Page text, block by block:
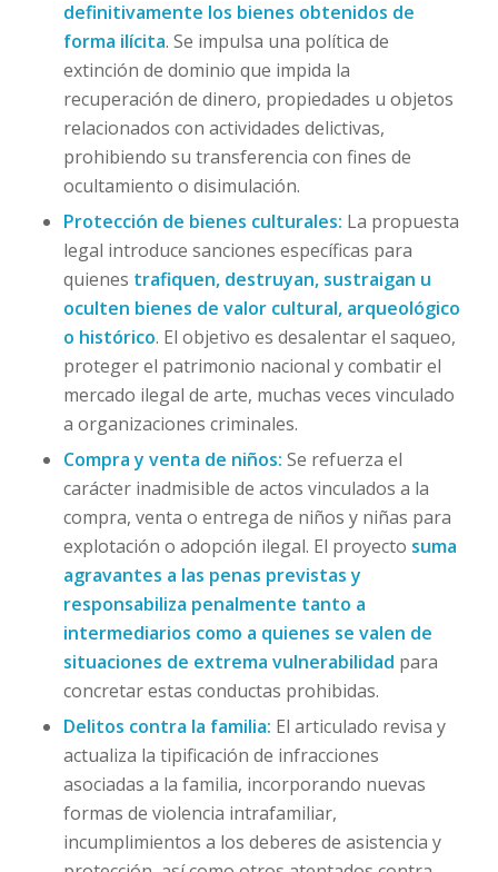
definitivamente los bienes obtenidos de
forma ilícita. Se impulsa una política de
extinción de dominio que impida la
recuperación de dinero, propiedades u objetos
relacionados con actividades delictivas,
prohibiendo su transferencia con fines de
ocultamiento o disimulación.
Protección de bienes culturales: La propuesta
legal introduce sanciones específicas para
quienes trafiquen, destruyan, sustraigan u
oculten bienes de valor cultural, arqueológico
o histórico. El objetivo es desalentar el saqueo,
proteger el patrimonio nacional y combatir el
mercado ilegal de arte, muchas veces vinculado
a organizaciones criminales.
Compra y venta de niños: Se refuerza el
carácter inadmisible de actos vinculados a la
compra, venta o entrega de niños y niñas para
explotación o adopción ilegal. El proyecto suma
agravantes a las penas previstas y
responsabiliza penalmente tanto a
intermediarios como a quienes se valen de
situaciones de extrema vulnerabilidad para
concretar estas conductas prohibidas.
Delitos contra la familia: El articulado revisa y
actualiza la tipificación de infracciones
asociadas a la familia, incorporando nuevas
formas de violencia intrafamiliar,
incumplimientos a los deberes de asistencia y